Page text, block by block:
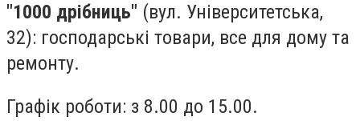
"1000 дрібниць" (вул. Університетська,
32): господарські товари, все для дому та
ремонту.
Графік роботи: з 8.00 до 15.00.